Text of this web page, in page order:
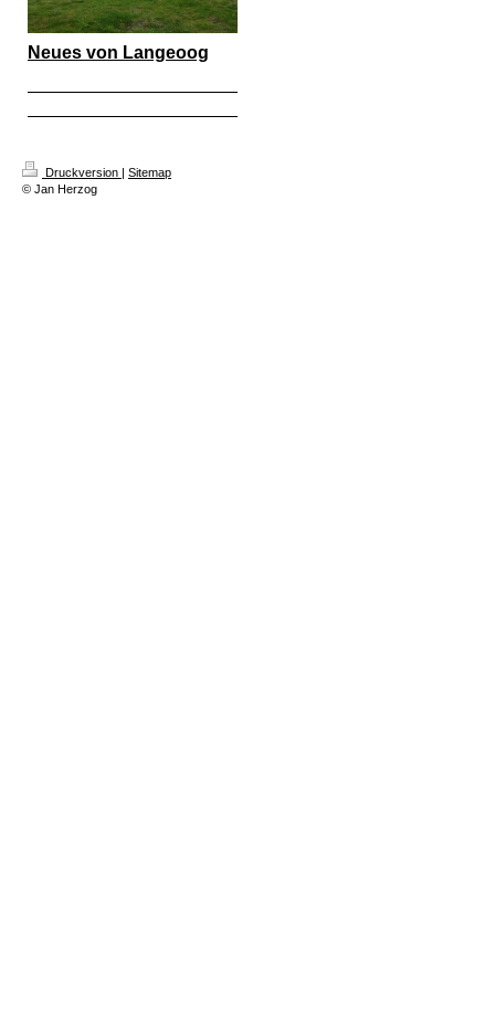
Neues von Langeoog
Druckversion | Sitemap
© Jan Herzog